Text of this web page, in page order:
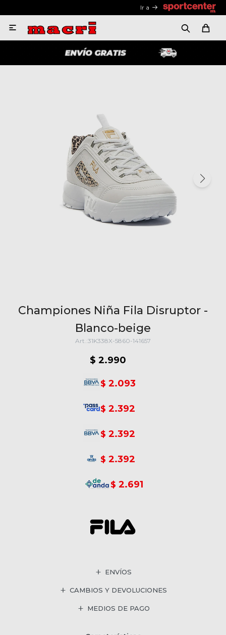
Ir a

Championes Niña Fila Disruptor -
Blanco-beige
31K338X-5860-141657
$ 2.990
$ 2.093
$ 2.392
$ 2.392
$ 2.392
$ 2.691
ENVÍOS
CAMBIOS Y DEVOLUCIONES
MEDIOS DE PAGO